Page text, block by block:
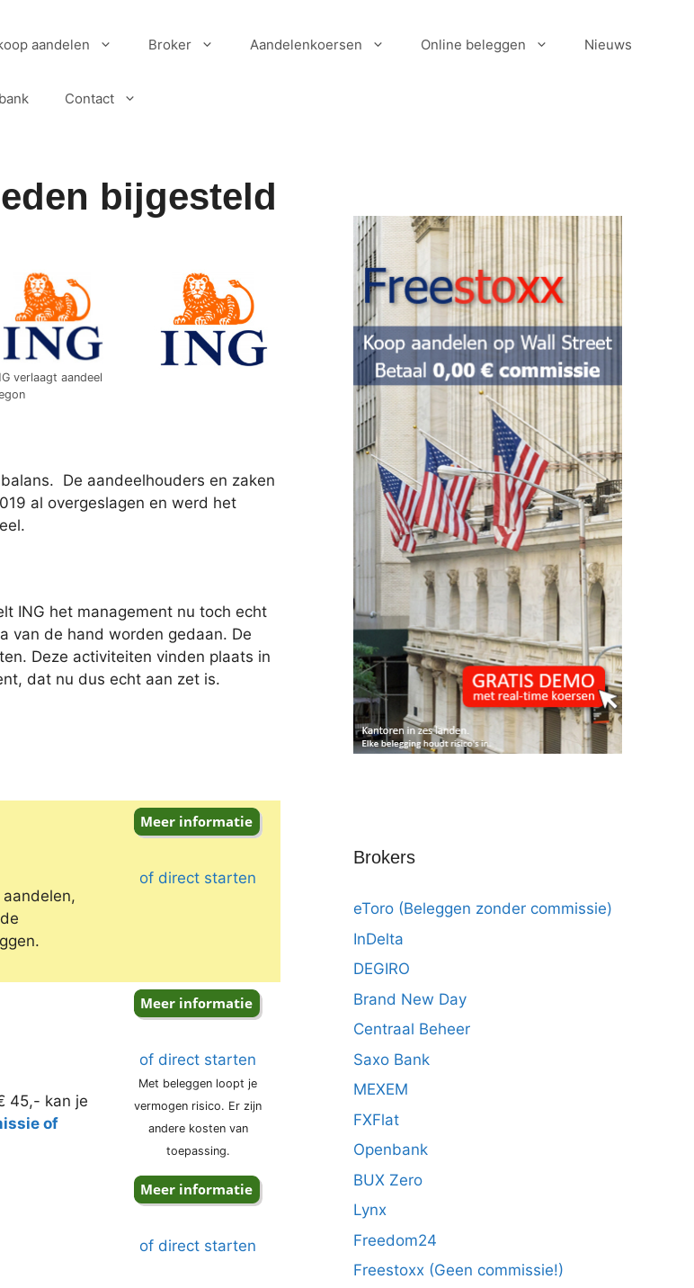
aandelen Broker Aandelenkoersen Online beleggen Nieuws
Contact
bijgesteld
verlaagt aandeel
De aandeelhouders en zaken
al overgeslagen en werd het
ING het management nu toch echt
van de hand worden gedaan. De
Deze activiteiten vinden plaats in
dat nu dus echt aan zet is.
of direct starten
45,- kan je
of
of direct starten
Met beleggen loopt je
vermogen risico. Er zijn
andere kosten van
toepassing.
of direct starten
Brokers
eToro (Beleggen zonder commissie)
InDelta
DEGIRO
Brand New Day
Centraal Beheer
Saxo Bank
MEXEM
FXFlat
Openbank
BUX Zero
Lynx
Freedom24
Freestoxx (Geen commissie!)